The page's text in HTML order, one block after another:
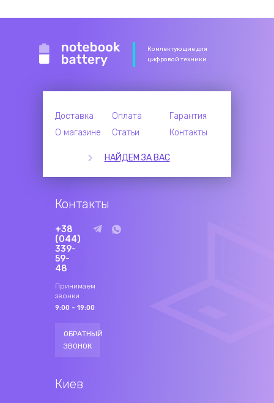
Комлектующие для
цифровой техники
Доставка Оплата
Гарантия
О магазине
Статьи Контакты
НАЙДЕМ ЗА ВАС
Контакты
+38
(044)
339-
59-
48
Принимаем
звонки
9:00 - 19:00
ОБРАТНЫЙ
ЗВОНОК
Киев